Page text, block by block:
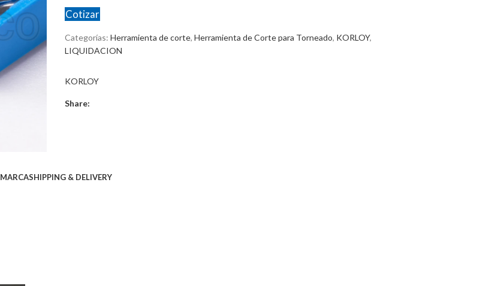
Cotizar
Categorías: Herramienta de corte, Herramienta de Corte para Torneado, KORLOY,
LIQUIDACION
KORLOY
Share:
MARCASHIPPING & DELIVERY